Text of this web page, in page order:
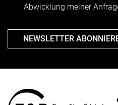
Abwicklung meiner
NEWSLETTER